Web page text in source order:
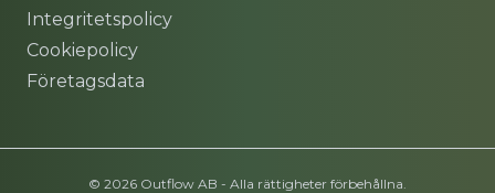
Integritetspolicy
Cookiepolicy
Företagsdata
© 2026 Outflow AB - Alla rättigheter förbehållna.